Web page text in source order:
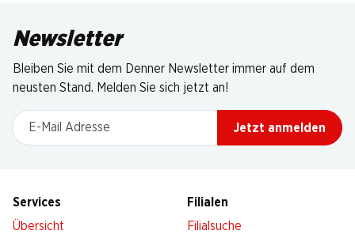
Newsletter
Bleiben Sie mit dem Denner Newsletter immer auf dem
neusten Stand. Melden Sie sich jetzt an!
E-Mail Adresse
Jetzt anmelden
Services
Übersicht
Filialen
Filialsuche